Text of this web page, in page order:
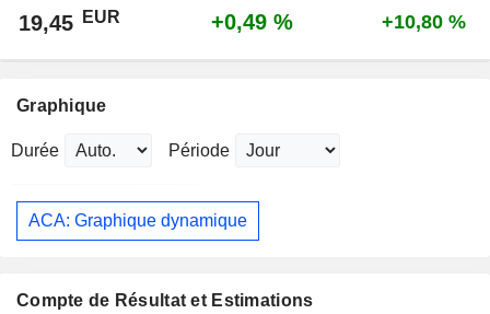
19,45 EUR +0,49 % +10,80 %
Graphique
Durée Période
ACA: Graphique dynamique
Compte de Résultat et Estimations